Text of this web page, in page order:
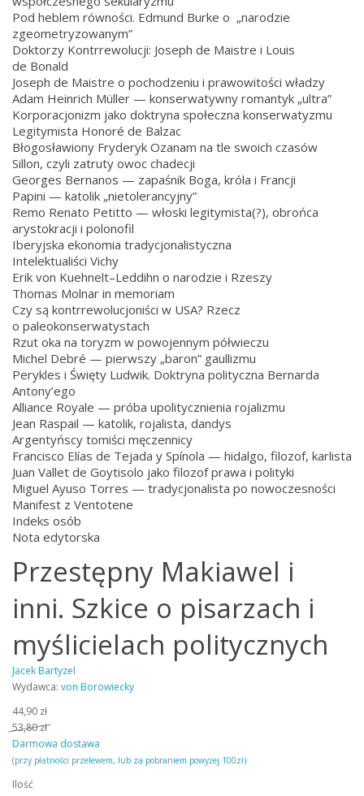
Pod heblem równości. Edmund Burke o „narodzie
zgeometryzowanym”
Doktorzy Kontrrewolucji: Joseph de Maistre i Louis
de Bonald
Joseph de Maistre o pochodzeniu i prawowitości władzy
Adam Heinrich Müller — konserwatywny romantyk „ultra”
Korporacjonizm jako doktryna społeczna konserwatyzmu
Legitymista Honoré de Balzac
Błogosławiony Fryderyk Ozanam na tle swoich czasów
Sillon, czyli zatruty owoc chadecji
Georges Bernanos — zapaśnik Boga, króla i Francji
Papini — katolik „nietolerancyjny”
Remo Renato Petitto — włoski legitymista(?), obrońca
arystokracji i polonofil
Iberyjska ekonomia tradycjonalistyczna
Intelektualiści Vichy
Erik von Kuehnelt–Leddihn o narodzie i Rzeszy
Thomas Molnar in memoriam
Czy są kontrrewolucjoniści w USA? Rzecz
o paleokonserwatystach
­Rzut oka na toryzm w powojennym półwieczu
Michel Debré — pierwszy „baron” gaullizmu
Perykles i Święty Ludwik. Doktryna polityczna Bernarda
Antony’ego
Alliance Royale — próba upolitycznienia rojalizmu
Jean Raspail — katolik, rojalista, dandys
Argentyńscy tomiści męczennicy
Francisco Elías de Tejada y Spínola — hidalgo, filozof, karlista
Juan Vallet de Goytisolo jako filozof prawa i polityki
Miguel Ayuso Torres — tradycjonalista po nowoczesności
Manifest z Ventotene
Indeks osób
Nota edytorska
Przestępny Makiawel i
inni. Szkice o pisarzach i
myślicielach politycznych
Jacek Bartyzel
Wydawca: von Borowiecky
44,90 zł
53,80 zł
Darmowa dostawa
(przy płatności przelewem, lub za pobraniem powyżej 100zł)
Ilość